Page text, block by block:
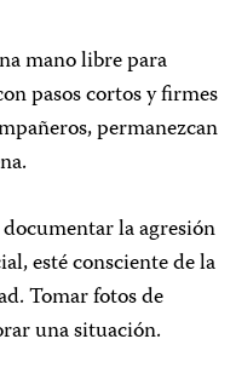
mano libre para
pasos cortos y firmes
permanezcan
la agresión
esté consciente de la
Tomar fotos de
una situación.